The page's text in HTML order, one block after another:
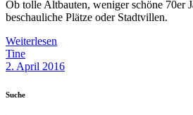
Ob tolle Altbauten, weniger schöne 70er
beschauliche Plätze oder Stadtvillen.
Weiterlesen
Tine
2. April 2016
Suche